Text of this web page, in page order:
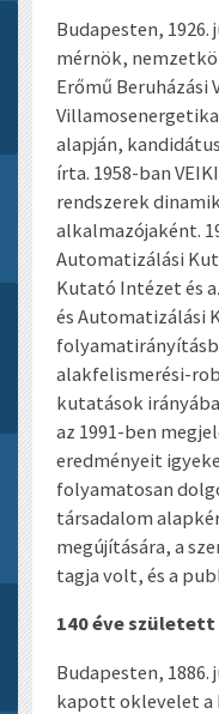
Budapesten, 1926.
mérnök,
Erőmű
alapján,
írta. 1958-ban
rendszerek
alkalmazójaként.
Automatizálási
Kutató Intézet és
és Automatizálási
alakfelismerési-
kutatások
az 1991-ben
eredményeit
folyamatosan
társadalom
megújítására, a
tagja volt, és a
140 éve született
Budapesten,
kapott oklevelet a